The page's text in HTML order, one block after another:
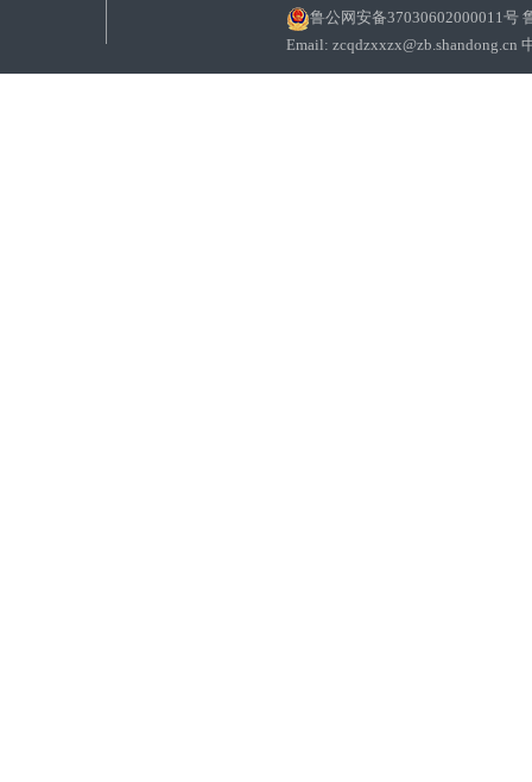
鲁公网安备37030602000011号
Email: zcqdzxxzx@zb.shandong.cn